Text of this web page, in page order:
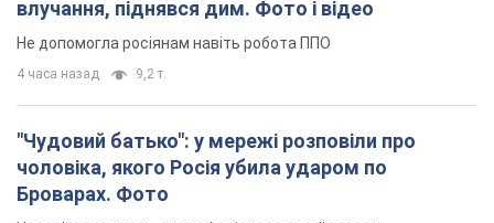
Чоловіка згадують як професіонала своєї справи
2 часа назад 1,4 т.